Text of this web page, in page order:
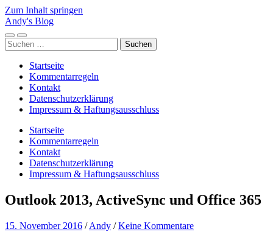
Zum Inhalt springen
Andy's Blog
Mobile-
Menü
Suchfeld
ein-/ausblenden
Suchen
nach:
Startseite
Kommentarregeln
Kontakt
Datenschutzerklärung
Impressum & Haftungsausschluss
Startseite
Kommentarregeln
Kontakt
Datenschutzerklärung
Impressum & Haftungsausschluss
Outlook 2013, ActiveSync und Office 365
15. November 2016 /Andy /Keine Kommentare